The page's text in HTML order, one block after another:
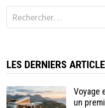
Rechercher :
LES DERNIERS
Voyage
un